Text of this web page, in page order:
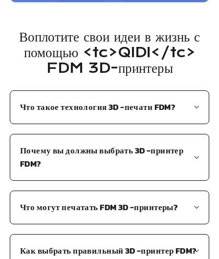
Воплотите свои идеи в жизнь с
помощью <tc>QIDI</tc>
FDM 3D-принтеры
Что такое технология 3D -печати FDM?
Почему вы должны выбрать 3D -принтер
FDM?
Что могут печатать FDM 3D -принтеры?
Как выбрать правильный 3D -принтер FDM?